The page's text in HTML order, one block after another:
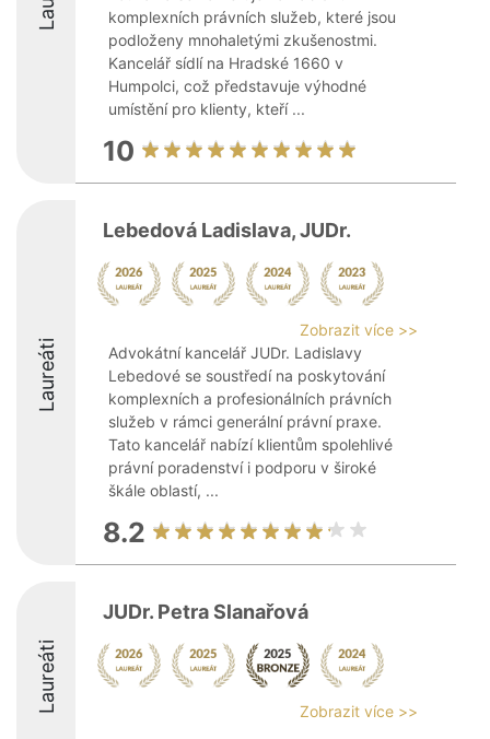
komplexních právních služeb, které jsou
podloženy mnohaletými zkušenostmi.
Kancelář sídlí na Hradské 1660 v
Humpolci, což představuje výhodné
umístění pro klienty, kteří ...
10
Laureáti
Lebedová Ladislava, JUDr.
Zobrazit více >>
Advokátní kancelář JUDr. Ladislavy
Lebedové se soustředí na poskytování
komplexních a profesionálních právních
služeb v rámci generální právní praxe.
Tato kancelář nabízí klientům spolehlivé
právní poradenství i podporu v široké
škále oblastí, ...
8.2
Laureáti
JUDr. Petra Slanařová
Zobrazit více >>